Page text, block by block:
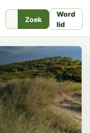
Zoek
Word
lid